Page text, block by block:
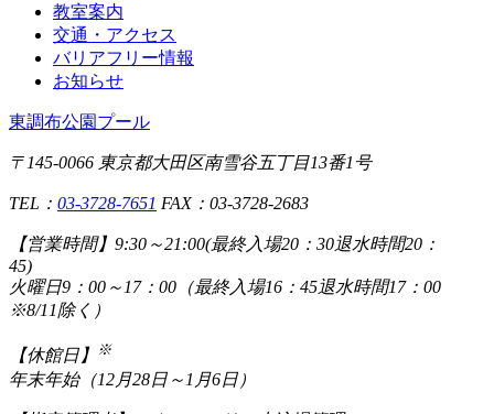
教室案内
交通・アクセス
バリアフリー情報
お知らせ
東調布公園プール
〒145-0066 東京都大田区南雪谷五丁目13番1号
TEL： 03-3728-7651 FAX：03-3728-2683
【営業時間】 9:30～21:00(最終入場20：30退水時間20：
45)
火曜日9：00～17：00（最終入場16：45退水時間17：00
※8/11除く）
【休館日】 ※
年末年始（12月28日～1月6日）